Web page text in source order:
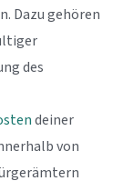
Dazu gehören
des
deiner
von